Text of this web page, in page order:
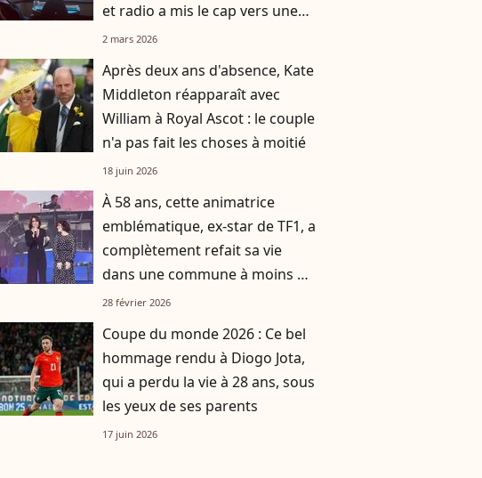
et radio a mis le cap vers une
destination chic et prisée
2 mars 2026
Après deux ans d'absence, Kate
Middleton réapparaît avec
William à Royal Ascot : le couple
n'a pas fait les choses à moitié
18 juin 2026
À 58 ans, cette animatrice
emblématique, ex-star de TF1, a
complètement refait sa vie
dans une commune à moins de
deux heures d’avion de Paris
28 février 2026
Coupe du monde 2026 : Ce bel
hommage rendu à Diogo Jota,
qui a perdu la vie à 28 ans, sous
les yeux de ses parents
17 juin 2026